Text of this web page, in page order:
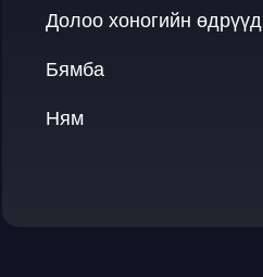
Долоо хоногийн өдрүүд
Бямба
Ням